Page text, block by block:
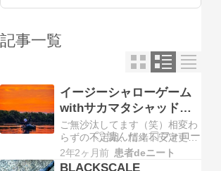
記事一覧
イージーシャローゲーム
withサカマタシャッド
6inch
ご無沙汰してます（笑）相変わ
らずの不定期、情緒不安定更新
です。さて、今回は昨シーズン
より大江川フローターゲームに
2年2ヶ月前 患者deニート
BLACKSCALE